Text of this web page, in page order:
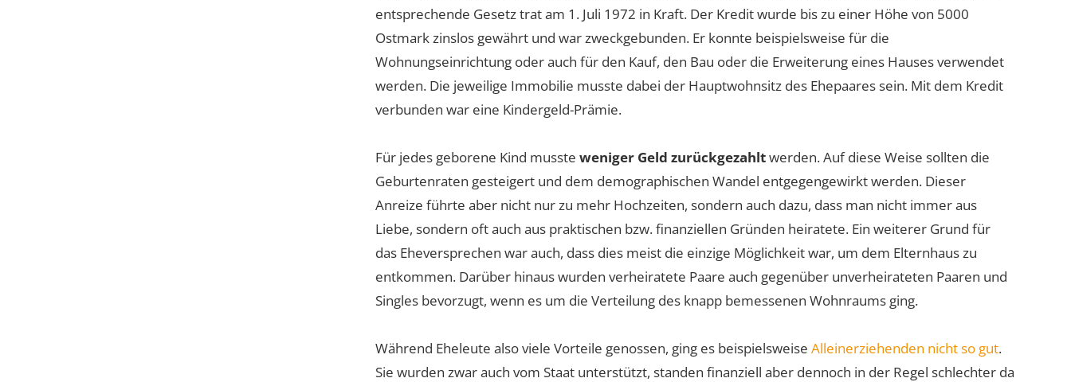
entsprechende Gesetz trat am 1. Juli 1972 in Kraft. Der Kredit wurde bis zu einer Höhe von 5000
Ostmark zinslos gewährt und war zweckgebunden. Er konnte beispielsweise für die
Wohnungseinrichtung oder auch für den Kauf, den Bau oder die Erweiterung eines Hauses verwendet
werden. Die jeweilige Immobilie musste dabei der Hauptwohnsitz des Ehepaares sein. Mit dem Kredit
verbunden war eine Kindergeld-Prämie.
Für jedes geborene Kind mussteweniger Geld zurückgezahltwerden. Auf diese Weise sollten die
Geburtenraten gesteigert und dem demographischen Wandel entgegengewirkt werden. Dieser
Anreize führte aber nicht nur zu mehr Hochzeiten, sondern auch dazu, dass man nicht immer aus
Liebe, sondern oft auch aus praktischen bzw. finanziellen Gründen heiratete. Ein weiterer Grund für
das Eheversprechen war auch, dass dies meist die einzige Möglichkeit war, um dem Elternhaus zu
entkommen. Darüber hinaus wurden verheiratete Paare auch gegenüber unverheirateten Paaren und
Singles bevorzugt, wenn es um die Verteilung des knapp bemessenen Wohnraums ging.
Während Eheleute also viele Vorteile genossen, ging es beispielsweiseAlleinerziehenden nicht so gut.
Sie wurden zwar auch vom Staat unterstützt, standen finanziell aber dennoch in der Regel schlechter da